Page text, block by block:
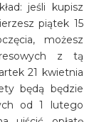
jeśli kupisz
piątek 15
możesz
z tą
21 kwietnia
będą będzie
od 1 lutego